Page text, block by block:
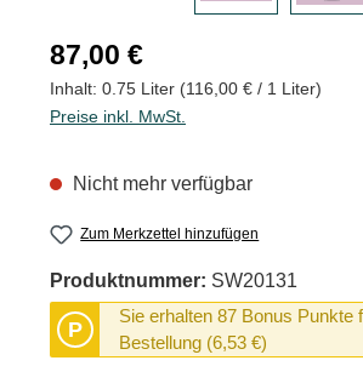
Regulärer Preis:
87,00 €
Inhalt: 0.75 Liter (116,00 € / 1 Liter)
Preise inkl. MwSt.
Nicht mehr verfügbar
Zum Merkzettel hinzufügen
Produktnummer: SW20131
P
Sie erhalten 87 Bonus Punkte
Bestellung (6,53 €)